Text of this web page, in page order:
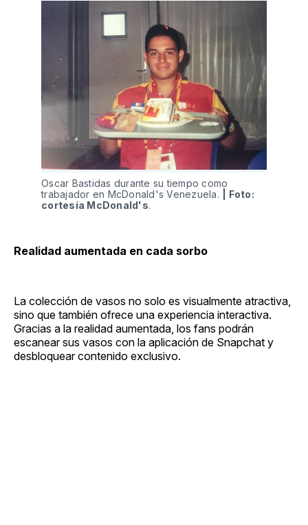
Oscar Bastidas durante su tiempo como
trabajador en McDonald's Venezuela.
| Foto:
cortesía McDonald's.
Realidad aumentada en cada sorbo
La colección de vasos no solo es visualmente atractiva,
sino que también ofrece una experiencia interactiva.
Gracias a la realidad aumentada, los fans podrán
escanear sus vasos con la aplicación de Snapchat y
desbloquear contenido exclusivo.